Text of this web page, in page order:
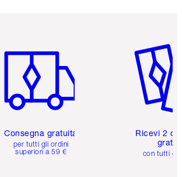
Consegna gratuita
per tutti gli ordini
superiori a 59 €
Ricevi 2
con tutti gli